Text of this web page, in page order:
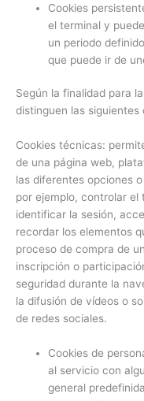
Cookies
el terminal y
un periodo
que puede ir de
Según la finalidad para
distinguen las siguientes
Cookies técnicas:
de una página web,
las diferentes opciones
por ejemplo, controlar
identificar la sesión,
recordar los elementos
proceso de compra de
inscripción o
seguridad durante la
la difusión de vídeos o
de redes sociales.
Cookies de
al servicio con
general